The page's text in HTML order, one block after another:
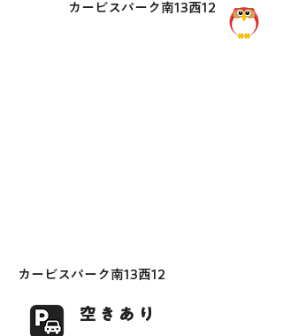
カービスパーク南13西12
カービスパーク南13西12
空きあり